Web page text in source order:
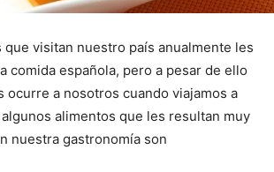
visitan nuestro país anualmente les
comida española, pero a pesar de ello
ocurre a nosotros cuando viajamos a
alimentos que les resultan muy
nuestra gastronomía son